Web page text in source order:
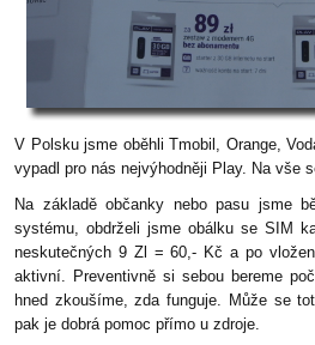
V Polsku jsme oběhli Tmobil, Orange,
vypadl pro nás nejvýhodněji Play. Na vše
Na základě občanky nebo pasu jsme
systému, obdrželi jsme obálku se SIM
neskutečných 9 Zl = 60,- Kč a po
aktivní. Preventivně si sebou bereme
hned zkoušíme, zda funguje. Může se
pak je dobrá pomoc přímo u zdroje.